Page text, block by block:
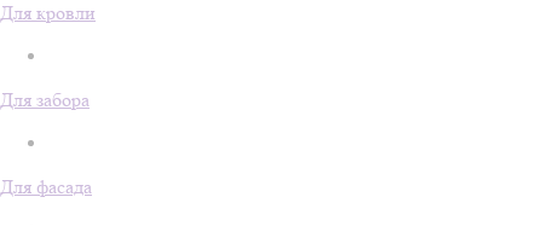
Для кровли
Для забора
Для фасада